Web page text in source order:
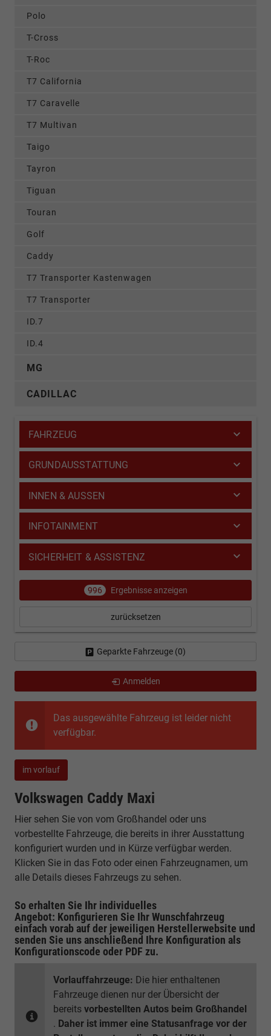
Das ausgewählte Fahrzeug ist leider nicht
verfügbar.
im vorlauf
Volkswagen Caddy Maxi
Hier sehen Sie von vom Großhandel oder uns
vorbestellte Fahrzeuge, die bereits in ihrer Ausstattung
konfiguriert wurden und in Kürze verfügbar werden.
Klicken Sie in das Foto oder einen Fahrzeugnamen, um
alle Details dieses Fahrzeugs zu sehen.
So erhalten Sie Ihr individuelles
Angebot: Konfigurieren Sie Ihr Wunschfahrzeug
einfach vorab auf der jeweiligen Herstellerwebsite und
senden Sie uns anschließend Ihre Konfiguration als
Konfigurationscode oder PDF zu.
Vorlauffahrzeuge: Die hier enthaltenen
Fahrzeuge dienen nur der Übersicht der
bereits vorbestellten Autos beim Großhandel
. Daher ist immer eine Statusanfrage vor der
Polo
T-Cross
T-Roc
T7 California
T7 Caravelle
T7 Multivan
Taigo
Tayron
Tiguan
Touran
Golf
Caddy
T7 Transporter Kastenwagen
T7 Transporter
ID.7
ID.4
MG
CADILLAC
FAHRZEUG
GRUNDAUSSTATTUNG
INNEN & AUSSEN
INFOTAINMENT
SICHERHEIT & ASSISTENZ
996 Ergebnisse anzeigen
zurücksetzen
Geparkte Fahrzeuge (0)
Anmelden